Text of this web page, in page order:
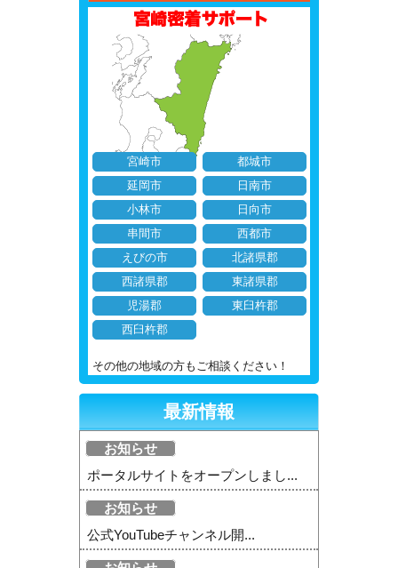
宮崎市
都城市
延岡市
日南市
小林市
日向市
串間市
西都市
えびの市
北諸県郡
西諸県郡
東諸県郡
児湯郡
東臼杵郡
西臼杵郡
その他の地域の方もご相談ください！
最新情報
お知らせ
ポータルサイトをオープンしまし...
お知らせ
公式YouTubeチャンネル開...